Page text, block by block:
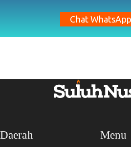
Chat WhatsApp
Daerah Menu